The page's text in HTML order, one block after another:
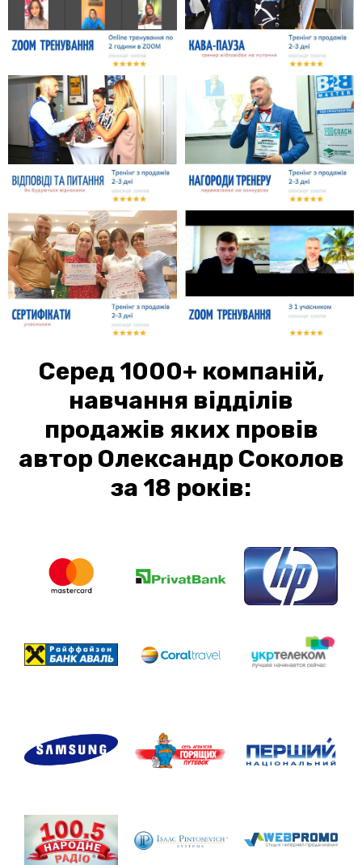
Серед 1000+ компаній,
навчання відділів
продажів яких провів
автор Олександр Соколов
за 18 років: